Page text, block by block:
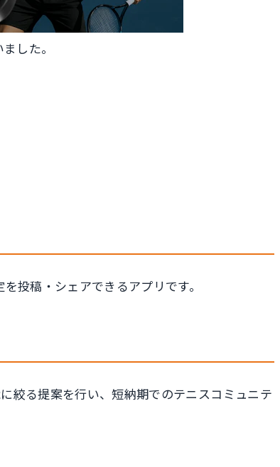
した。
投稿・シェアできるアプリです。
絞る提案を行い、短納期でのテニスコミュニテ